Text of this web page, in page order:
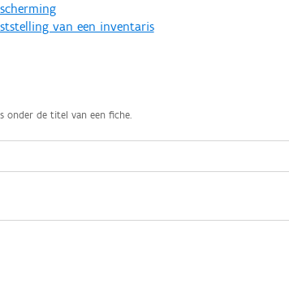
van een inventaris
onder de titel van een fiche.